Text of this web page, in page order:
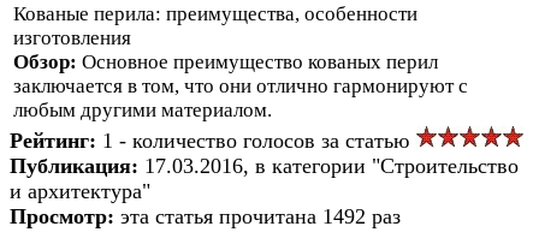
Кованые перила: преимущества, особенности
изготовления
Обзор: Основное преимущество кованых перил
заключается в том, что они отлично гармонируют с
любым другими материалом.
Рейтинг: 1 - количество голосов за статью
Публикация: 17.03.2016, в категории "Строительство
и архитектура"
Просмотр: эта статья прочитана 1492 раз